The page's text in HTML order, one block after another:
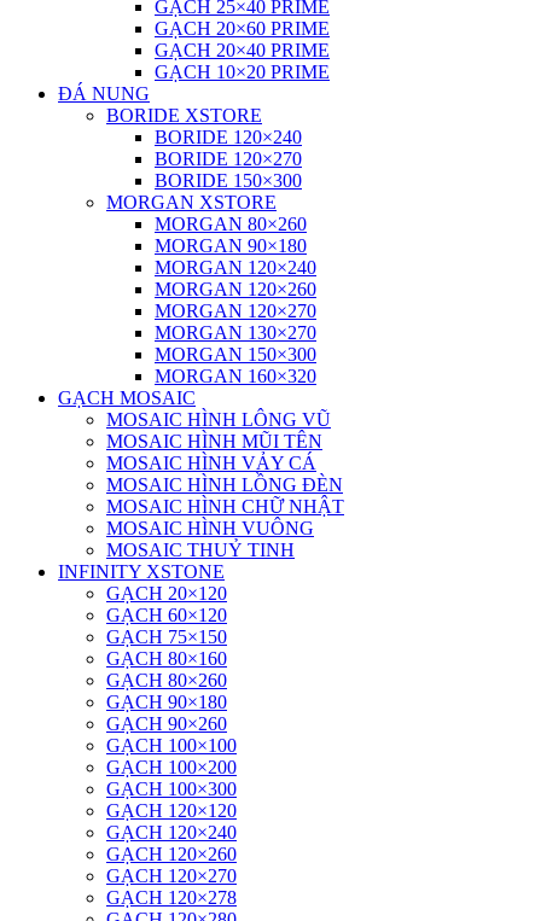
GẠCH 25×40 PRIME
GẠCH 20×60 PRIME
GẠCH 20×40 PRIME
GẠCH 10×20 PRIME
ĐÁ NUNG
BORIDE XSTORE
BORIDE 120×240
BORIDE 120×270
BORIDE 150×300
MORGAN XSTORE
MORGAN 80×260
MORGAN 90×180
MORGAN 120×240
MORGAN 120×260
MORGAN 120×270
MORGAN 130×270
MORGAN 150×300
MORGAN 160×320
GẠCH MOSAIC
MOSAIC HÌNH LÔNG VŨ
MOSAIC HÌNH MŨI TÊN
MOSAIC HÌNH VẢY CÁ
MOSAIC HÌNH LỒNG ĐÈN
MOSAIC HÌNH CHỮ NHẬT
MOSAIC HÌNH VUÔNG
MOSAIC THUỶ TINH
INFINITY XSTONE
GẠCH 20×120
GẠCH 60×120
GẠCH 75×150
GẠCH 80×160
GẠCH 80×260
GẠCH 90×180
GẠCH 90×260
GẠCH 100×100
GẠCH 100×200
GẠCH 100×300
GẠCH 120×120
GẠCH 120×240
GẠCH 120×260
GẠCH 120×270
GẠCH 120×278